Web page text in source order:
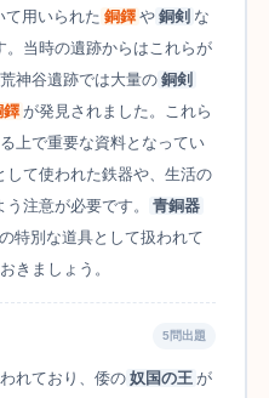
て用いられた 銅鐸 や 銅剣 な
。当時の遺跡からはこれらが
神谷遺跡では大量の 銅剣
鐸 が発見されました。これら
上で重要な資料となってい
して使われた鉄器や、生活の
注意が必要です。
青銅器
特別な道具として扱われて
きましょう。
5問出題
れており、倭の 奴国の王 が